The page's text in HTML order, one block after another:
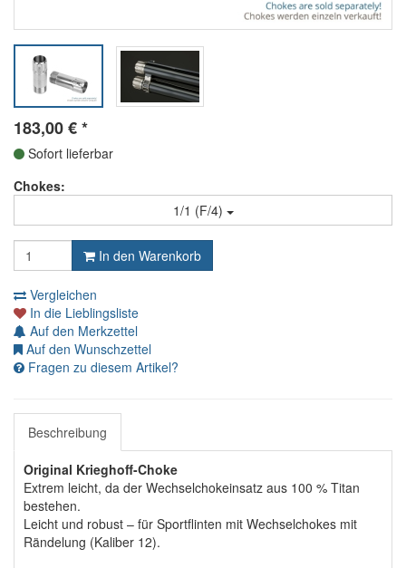
183,00€*
Sofort lieferbar
Chokes:
1/1 (F/4)
In den Warenkorb
Vergleichen
In die Lieblingsliste
Auf den Merkzettel
Auf den Wunschzettel
Fragen zu diesem Artikel?
Beschreibung
Original Krieghoff-Choke
Extrem leicht, da der Wechselchokeinsatz aus 100 % Titan
bestehen.
Leicht und robust – für Sportflinten mit Wechselchokes mit
Rändelung (Kaliber 12).